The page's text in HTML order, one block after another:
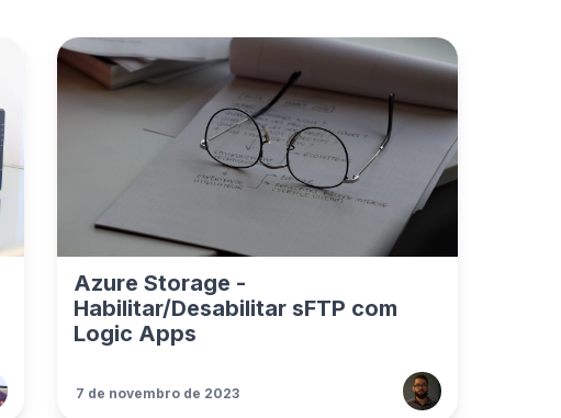
Azure Storage -
Habilitar/Desabilitar sFTP com
Logic Apps
7 de novembro de 2023